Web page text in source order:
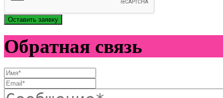
Оставить заявку
Обратная связь